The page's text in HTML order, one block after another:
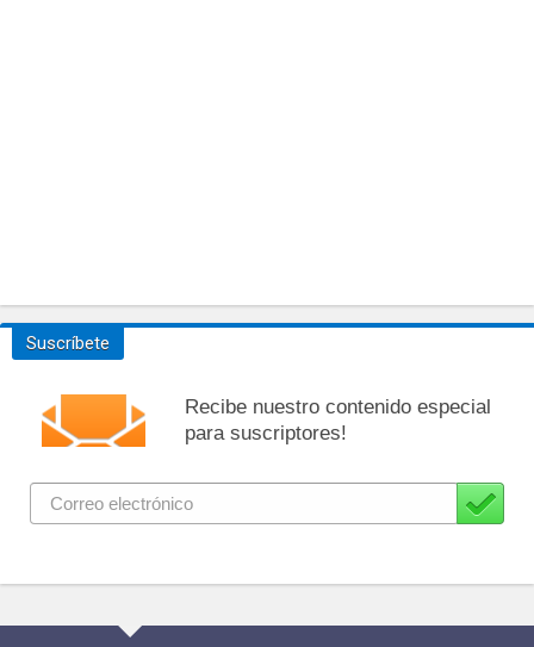
Suscríbete
Recibe nuestro contenido especial
para suscriptores!